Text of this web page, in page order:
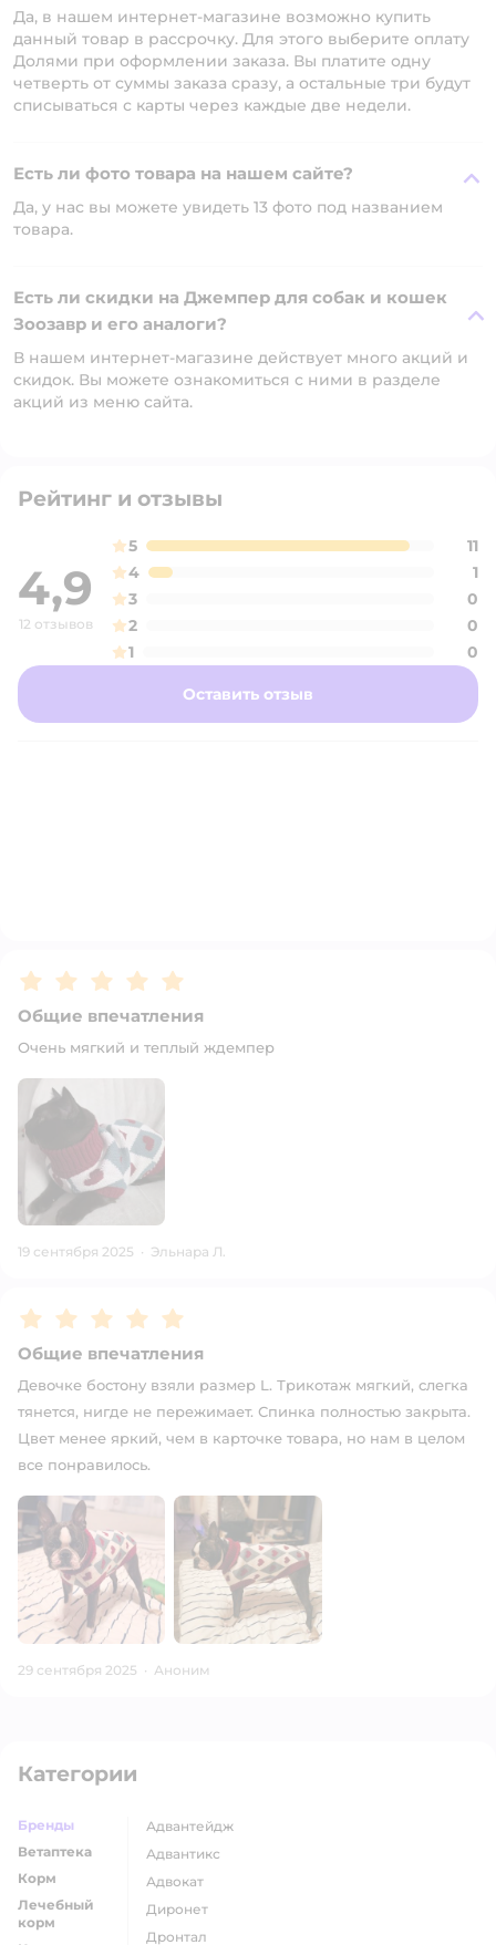
Да, в нашем интернет-магазине возможно купить
данный товар в рассрочку. Для этого выберите оплату
Долями при оформлении заказа. Вы платите одну
четверть от суммы заказа сразу, а остальные три будут
списываться с карты через каждые две недели.
Есть ли фото товара на нашем сайте?
Да, у нас вы можете увидеть 13 фото под названием
товара.
Есть ли скидки на Джемпер для собак и кошек
Зоозавр и его аналоги?
В нашем интернет-магазине действует много акций и
скидок. Вы можете ознакомиться с ними в разделе
акций из меню сайта.
Рейтинг и отзывы
4,9
12 отзывов
5
11
4
1
3
0
2
0
1
0
Оставить отзыв
Рейтинг:5
Общие впечатления
Очень мягкий и теплый ждемпер
19 сентября 2025 · Эльнара Л.
Рейтинг:5
Общие впечатления
Девочке бостону взяли размер L. Трикотаж мягкий, слегка
тянется, нигде не пережимает. Спинка полностью закрыта.
Цвет менее яркий, чем в карточке товара, но нам в целом
все понравилось.
29 сентября 2025 · Аноним
Категории
Бренды
Ветаптека
Корм
Лечебный
корм
адвантейдж
адвантикс
адвокат
диронет
дронтал